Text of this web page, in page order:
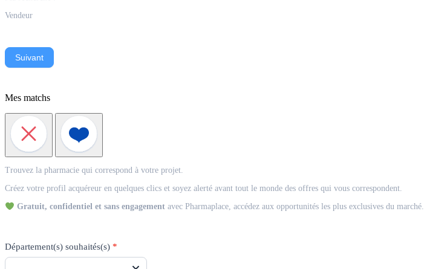
Vendeur
Suivant
Mes matchs
Acquéreur
Trouvez la pharmacie qui correspond à votre projet.
Créez votre profil acquéreur en quelques clics et soyez alerté avant tout le monde des offres qui vous correspondent.
Gratuit, confidentiel et sans engagementavec Pharmaplace, accédez aux opportunités les plus exclusives du marché.
Département(s) souhaités(s) *